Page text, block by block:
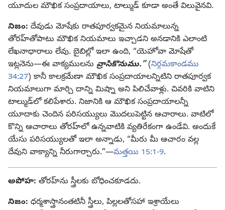
యూదుల మౌఖిక సంప్రదాయాలు, టాల్ముడ్‌ కూడా అంతే విలువైనవి.
నిజం: దేవుడు మోషేకు రాతపూర్వకమైన నియమాలున్న
తోరహ్‌తోపాటు మౌఖిక నియమాలు ఇచ్చాడని అనడానికి ఎలాంటి
లేఖనాధారాలు లేవు. బైబిల్లో ఇలా ఉంది, “యెహోవా మోషేతో
ఇట్లనెను—ఈ వాక్యములను వ్రాసికొనుము.”(నిర్గమకాండము
34:27) కానీ కాలక్రమేణా మౌఖిక సంప్రదాయాలన్నిటిని రాతపూర్వక
నియమాలుగా మార్చి దాన్ని మిష్నా అని పిలిచేవాళ్లు. చివరికి వాటిని
టాల్ముడ్‌లో కలిపేశారు. నిజానికి ఆ మౌఖిక సంప్రదాయాలన్నీ
యూదాకు చెందిన పరిసయ్యులు మొదలుపెట్టిన ఆచారాలు. వాటిలో
కొన్ని ఆచారాలు తోరహ్‌లో ఉన్నవాటికి వ్యతిరేకంగా ఉండేవి. అందుకే
యేసు పరిసయ్యులతో ఇలా అన్నాడు, “మీరు మీ ఆచారం వల్ల
దేవుని వాక్యాన్ని నీరుగార్చారు.”—మత్తయి 15:1-9.
అపోహ: తోరహ్‌ను స్త్రీలకు బోధించకూడదు.
నిజం: ధర్మశాస్త్రానంతటినీ స్త్రీలు, పిల్లలతోసహా ఇశ్రాయేలు